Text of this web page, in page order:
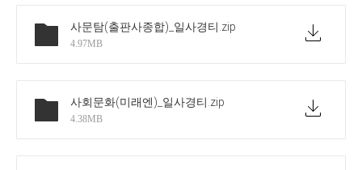
사문탐(출판사종합)_일사경티 .zip
4.97MB
사회문화(미래엔)_일사경티 .zip
4.38MB